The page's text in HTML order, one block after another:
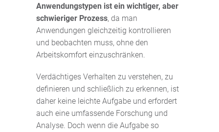
Anwendungstypen ist ein wichtiger, aber
schwieriger Prozess, da man
Anwendungen gleichzeitig kontrollieren
und beobachten muss, ohne den
Arbeitskomfort einzuschränken.
Verdächtiges Verhalten zu verstehen, zu
definieren und schließlich zu erkennen, ist
daher keine leichte Aufgabe und erfordert
auch eine umfassende Forschung und
Analyse. Doch wenn die Aufgabe so